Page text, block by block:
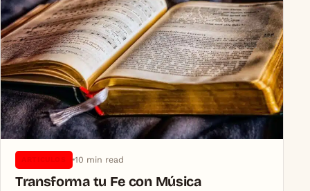
10 min read
Transforma tu Fe con Música